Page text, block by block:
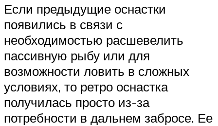
Если предыдущие оснастки
появились в связи с
необходимостью расшевелить
пассивную рыбу или для
возможности ловить в сложных
условиях, то ретро оснастка
получилась просто из-за
потребности в дальнем забросе. Ее